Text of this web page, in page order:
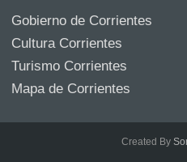
Gobierno de Corrientes
Cultura Corrientes
Turismo Corrientes
Mapa de Corrientes
Created By